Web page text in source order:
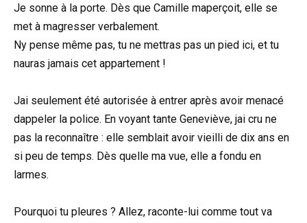
Je sonne à la porte. Dès que Camille maperçoit, elle se
met à magresser verbalement.
Ny pense même pas, tu ne mettras pas un pied ici, et tu
nauras jamais cet appartement !
Jai seulement été autorisée à entrer après avoir menacé
dappeler la police. En voyant tante Geneviève, jai cru ne
pas la reconnaître : elle semblait avoir vieilli de dix ans en
si peu de temps. Dès quelle ma vue, elle a fondu en
larmes.
Pourquoi tu pleures ? Allez, raconte-lui comme tout va